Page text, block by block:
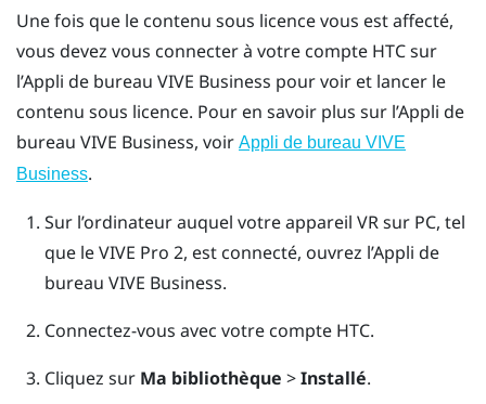
Une fois que le contenu sous licence vous est affecté,
vous devez vous connecter à votre compte HTC sur
l’Appli de bureau VIVE Business pour voir et lancer le
contenu sous licence. Pour en savoir plus sur l’Appli de
bureau VIVE Business, voir Appli de bureau VIVE
Business.
Sur l’ordinateur auquel votre appareil VR sur PC, tel
que le VIVE Pro 2, est connecté, ouvrez l’Appli de
bureau VIVE Business.
Connectez-vous avec votre compte HTC.
Cliquez sur Ma bibliothèque >Installé.